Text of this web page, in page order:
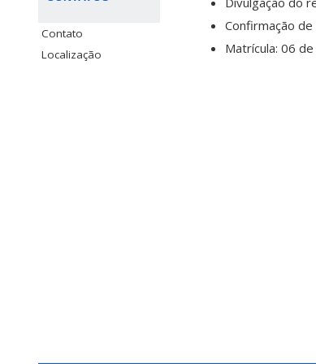
Contato
Localização
Confirmação
Matrícula: 06